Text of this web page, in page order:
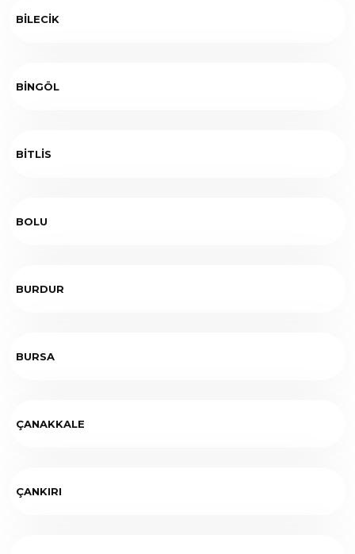
BİLECİK
BİNGÖL
BİTLİS
BOLU
BURDUR
BURSA
ÇANAKKALE
ÇANKIRI